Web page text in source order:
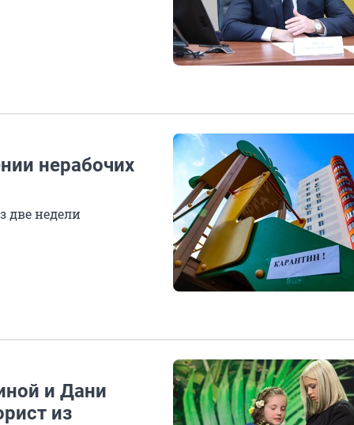
нерабочих
две недели
и Дани
из